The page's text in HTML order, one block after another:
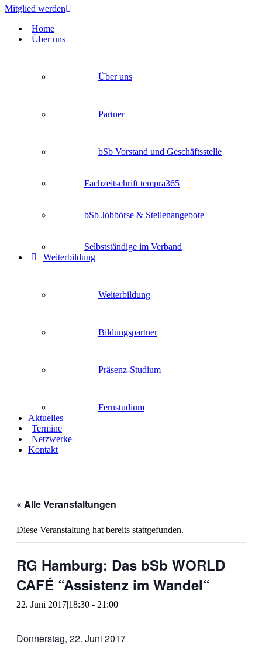
Mitglied werden
Home
Über uns
Über uns
Partner
bSb Vorstand und Geschäftsstelle
Fachzeitschrift tempra365
bSb Jobbörse & Stellenangebote
Selbstständige im Verband
Weiterbildung
Weiterbildung
Bildungspartner
Präsenz-Studium
Fernstudium
Aktuelles
Termine
Netzwerke
Kontakt
« Alle Veranstaltungen
Diese Veranstaltung hat bereits stattgefunden.
RG Hamburg: Das bSb WORLD
CAFÉ “Assistenz im Wandel“
22. Juni 2017|18:30 - 21:00
Donnerstag, 22. Juni 2017